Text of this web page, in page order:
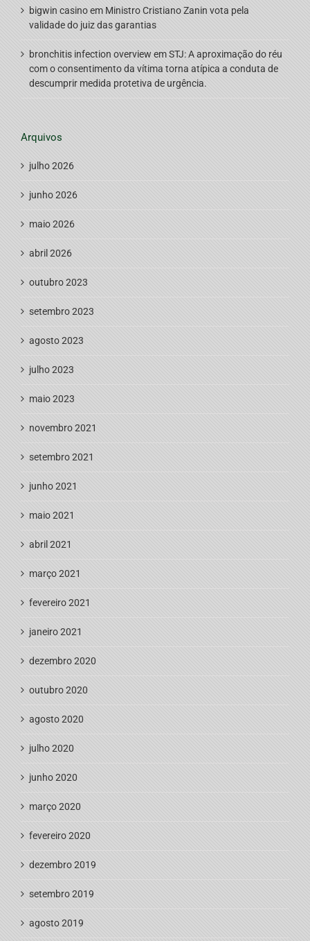
bigwin casinoem Ministro Cristiano Zanin vota pela
validade do juiz das garantias
bronchitis infection overviewemSTJ: A aproximação do réu
com o consentimento da vítima torna atípica a conduta de
descumprir medida protetiva de urgência.
Arquivos
julho 2026
junho 2026
maio 2026
abril 2026
outubro 2023
setembro 2023
agosto 2023
julho 2023
maio 2023
novembro 2021
setembro 2021
junho 2021
maio 2021
abril 2021
março 2021
fevereiro 2021
janeiro 2021
dezembro 2020
outubro 2020
agosto 2020
julho 2020
junho 2020
março 2020
fevereiro 2020
dezembro 2019
setembro 2019
agosto 2019